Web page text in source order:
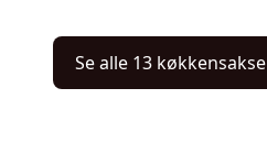
Se alle 13 køkkensakse